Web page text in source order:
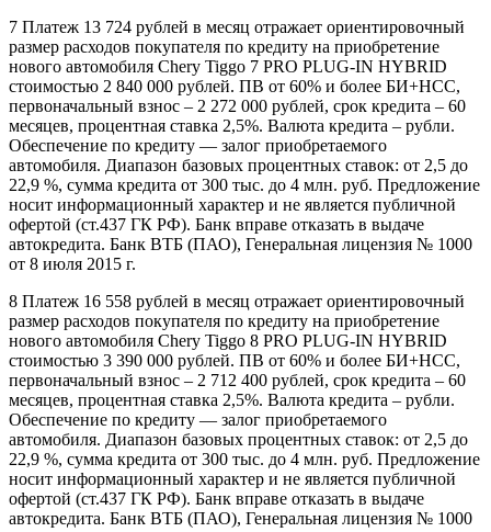
7 Платеж 13 724 рублей в месяц отражает ориентировочный
размер расходов покупателя по кредиту на приобретение
нового автомобиля Chery Tiggo 7 PRO PLUG-IN HYBRID
стоимостью 2 840 000 рублей. ПВ от 60% и более БИ+НСС,
первоначальный взнос – 2 272 000 рублей, срок кредита – 60
месяцев, процентная ставка 2,5%. Валюта кредита – рубли.
Обеспечение по кредиту — залог приобретаемого
автомобиля. Диапазон базовых процентных ставок: от 2,5 до
22,9 %, сумма кредита от 300 тыс. до 4 млн. руб. Предложение
носит информационный характер и не является публичной
офертой (ст.437 ГК РФ). Банк вправе отказать в выдаче
автокредита. Банк ВТБ (ПАО), Генеральная лицензия № 1000
от 8 июля 2015 г.
8 Платеж 16 558 рублей в месяц отражает ориентировочный
размер расходов покупателя по кредиту на приобретение
нового автомобиля Chery Tiggo 8 PRO PLUG-IN HYBRID
стоимостью 3 390 000 рублей. ПВ от 60% и более БИ+НСС,
первоначальный взнос – 2 712 400 рублей, срок кредита – 60
месяцев, процентная ставка 2,5%. Валюта кредита – рубли.
Обеспечение по кредиту — залог приобретаемого
автомобиля. Диапазон базовых процентных ставок: от 2,5 до
22,9 %, сумма кредита от 300 тыс. до 4 млн. руб. Предложение
носит информационный характер и не является публичной
офертой (ст.437 ГК РФ). Банк вправе отказать в выдаче
автокредита. Банк ВТБ (ПАО), Генеральная лицензия № 1000